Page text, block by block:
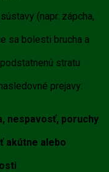
(napr. zápcha,
sa bolesti brucha a
stratu
prejavy:
nespavosť, poruchy
akútne alebo